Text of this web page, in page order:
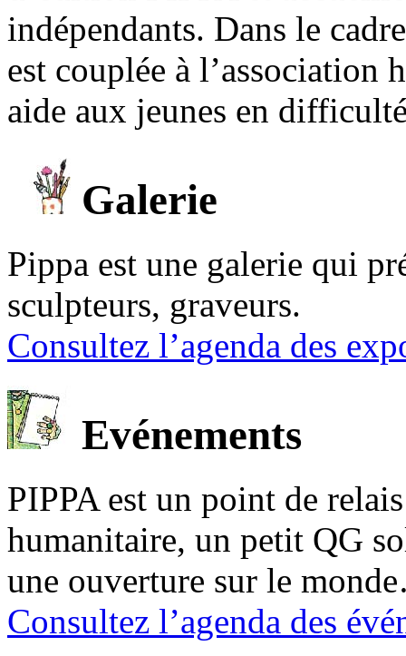
indépendants. Dans le
est couplée à l’association
aide aux jeunes en
Galerie
Pippa est une galerie qui
sculpteurs, graveurs.
Consultez l’agenda des
Evénements
PIPPA est un point de
humanitaire, un petit QG
une ouverture sur le
Consultez l’agenda des